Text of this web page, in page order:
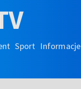
Sport Informacje